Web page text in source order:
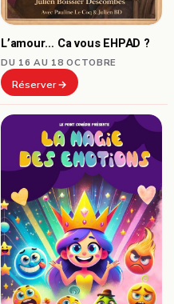
L’amour… Ca vous EHPAD ?
DU 16 AU 18 OCTOBRE
Réserver